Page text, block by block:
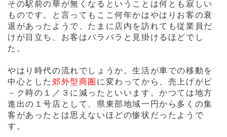
その駅前の華が無くなるということは何とも寂しい
ものです。と言ってもここ何年かはやはりお客の衰
退があったようで、たまに店内を訪れても従業員だ
けが目立ち、お客はパラパラと見掛けるほどでし
た。
やはり時代の流れでしょうか。生活が車での移動を
中心とした 郊外型商圏 に変わってから、売上げがピ
－ク時の１／３に減ったといいます。かつては地方
進出の１号店として、県東部地域一円から多くの集
客があったとは思えないほどの惨状だったようで
す。